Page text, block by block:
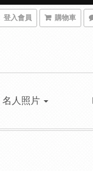
登入會員 購物車
名人照片